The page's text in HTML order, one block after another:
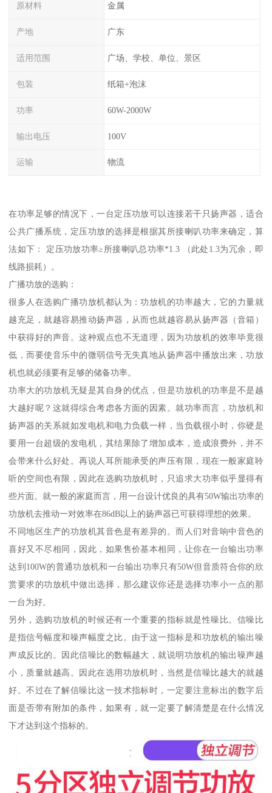
原材料 金属
产地 广东
适用范围 广场、学校、单位、景区
包装 纸箱+泡沫
功率 60W-2000W
输出电压 100V
运输 物流
在功率足够的情况下，一台定压功放可以连接若干只扬声器，适合
公共广播系统，定压功放的选择是根据其所接喇叭功率来确定，算
法如下： 定压功放功率≥所接喇叭总功率*1.3 （此处1.3为冗余，即
线路损耗）。
广播功放的选购：
很多人在选购广播功放机都认为：功放机的功率越大，它的力量就
越充足，就越容易推动扬声器，从而也就越容易从扬声器（音箱）
中获得好的声音。这种观点也不无道理，因为功放机的效率毕竟很
低，而要使音乐中的微弱信号无失真地从扬声器中播放出来，功放
机也就必须要有足够的储备功率。
功率大的功放机无疑是其自身的优点，但是功放机的功率是不是越
大越好呢？这就得综合考虑各方面的因素。就功率而言，功放机和
扬声器的关系就如发电机和电力负载一样，当负载很小时，你硬是
要用一台超级的发电机，其结果除了增加成本，造成浪费外，并不
会带来什么好处。再说人耳所能承受的声压有限，现在一般家庭聆
听的空间也有限，因此在选购功放机时，只追求大功率似乎显得有
些片面。就一般的家庭而言，用一台设计优良的具有50W输出功率的
功放机去推动一对效率在86dB以上的扬声器已可获得理想的效果。
不同地区生产的功放机其音色是有差异的。而人们对音响中音色的
喜好又不尽相同，因此，如果售价基本相同，让你在一台输出功率
达到100W的普通功放机和一台输出功率只有50W但音质符合你的欣
赏要求的功放机中做出选择，那么建议你还是选择功率小一点的那
一台为好。
另外，选购功放机的时候还有一个重要的指标就是性噪比。信噪比
是指信号幅度和噪声幅度之比。由于这一指标是和功放机的输出噪
声成反比的。因此信噪比的数幅越大，就说明功放机的输出噪声越
小，质量就越高。因此在选用功放机时，当然是信噪比越大的就越
好。不过在了解信噪比这一技术指标时，一定要注意标出的数字后
面是否带有附加的条件，如果有，就一定要了解清楚是在什么情况
下才达到这个指标的。